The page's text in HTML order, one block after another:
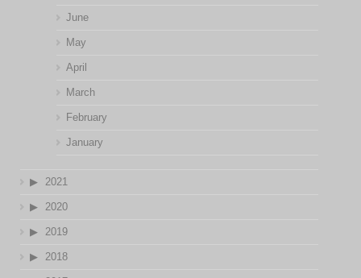
June
May
April
March
February
January
2021
2020
2019
2018